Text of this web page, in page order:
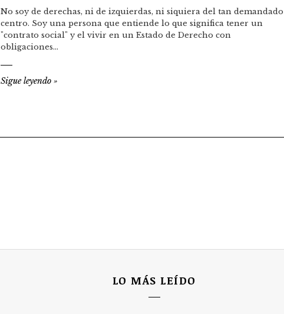
No soy de derechas, ni de izquierdas, ni siquiera del tan demandado
centro. Soy una persona que entiende lo que significa tener un
"contrato social" y el vivir en un Estado de Derecho con
obligaciones…
Sigue leyendo »
LO MÁS LEÍDO